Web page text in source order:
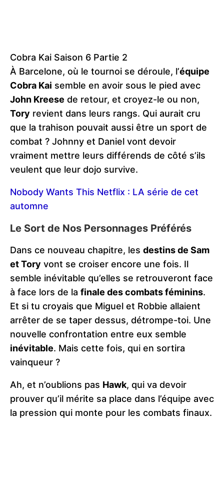
Cobra Kai Saison 6 Partie 2
À Barcelone, où le tournoi se déroule, l’équipe
Cobra Kai semble en avoir sous le pied avec
John Kreese de retour, et croyez-le ou non,
Tory revient dans leurs rangs. Qui aurait cru
que la trahison pouvait aussi être un sport de
combat ? Johnny et Daniel vont devoir
vraiment mettre leurs différends de côté s’ils
veulent que leur dojo survive.
Nobody Wants This Netflix : LA série de cet
automne
Le Sort de Nos Personnages Préférés
Dans ce nouveau chapitre, les destins de Sam
et Tory vont se croiser encore une fois. Il
semble inévitable qu’elles se retrouveront face
à face lors de la finale des combats féminins.
Et si tu croyais que Miguel et Robbie allaient
arrêter de se taper dessus, détrompe-toi. Une
nouvelle confrontation entre eux semble
inévitable. Mais cette fois, qui en sortira
vainqueur ?
Ah, et n’oublions pas Hawk, qui va devoir
prouver qu’il mérite sa place dans l’équipe avec
la pression qui monte pour les combats finaux.